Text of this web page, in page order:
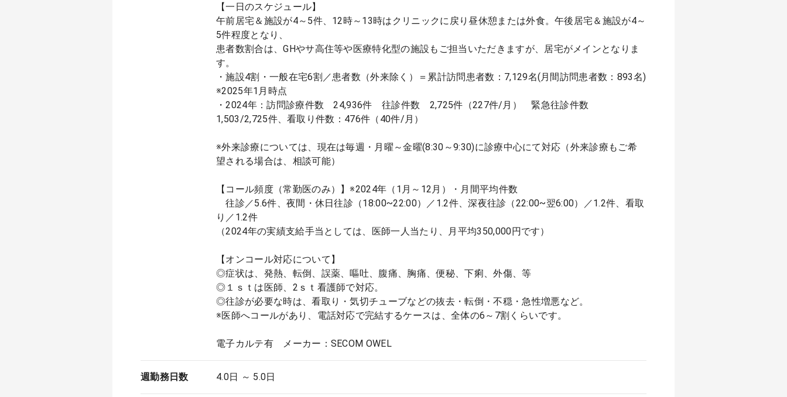
【一日のスケジュール】
午前居宅＆施設が4～5件、12時～13時はクリニックに戻り昼休憩または外食。午後居宅＆施設が4～
5件程度となり、
患者数割合は、GHやサ高住等や医療特化型の施設もご担当いただきますが、居宅がメインとなりま
す。
・施設4割・一般在宅6割／患者数（外来除く）＝累計訪問患者数：7,129名(月間訪問患者数：893名)
※2025年1月時点
・2024年：訪問診療件数 24,936件 往診件数 2,725件（227件/月） 緊急往診件数
1,503/2,725件、看取り件数：476件（40件/月）
※外来診療については、現在は毎週・月曜～金曜(8:30～9:30)に診療中心にて対応（外来診療もご希
望される場合は、相談可能）
【コール頻度（常勤医のみ）】※2024年（1月～12月）・月間平均件数
往診／5.6件、夜間・休日往診（18:00~22:00）／1.2件、深夜往診（22:00~翌6:00）／1.2件、看取
り／1.2件
（2024年の実績支給手当としては、医師一人当たり、月平均350,000円です）
【オンコール対応について】
◎症状は、発熱、転倒、誤薬、嘔吐、腹痛、胸痛、便秘、下痢、外傷、等
◎１ｓｔは医師、2ｓｔ看護師で対応。
◎往診が必要な時は、看取り・気切チューブなどの抜去・転倒・不穏・急性増悪など。
※医師へコールがあり、電話対応で完結するケースは、全体の6～7割くらいです。
電子カルテ有 メーカー：SECOM OWEL
週勤務日数 4.0日 ～ 5.0日